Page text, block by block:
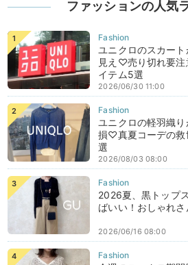
ファッションの人気
ユニクロのスカー
見え♡売り切れ要注
イテム5選
2026/06/30 11:00
ユニクロの軽羽織
損♡真夏コーデの救
選
2026/08/03 08:00
2026夏、黒トップ
ばいい！おしゃれ
2026/06/16 08:00